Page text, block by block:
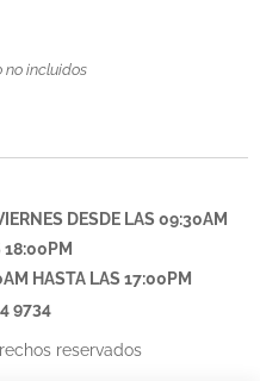
no incluidos
DESDE LAS 09:30AM
18:00PM
HASTA LAS 17:00PM
9734
reservados